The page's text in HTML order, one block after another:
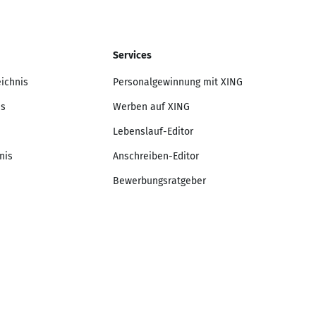
Services
Personalgewinnung mit XING
Werben auf XING
Lebenslauf-Editor
Anschreiben-Editor
Bewerbungsratgeber